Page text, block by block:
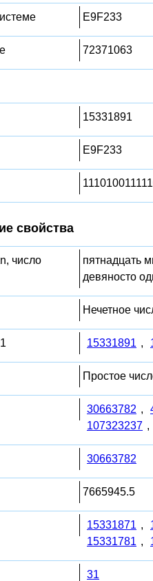
E9F233
72371063
15331891
E9F233
свойства
число
пятнадцать
девяносто
Нечетное
15331891 ,
Простое
30663782 ,
107323237 ,
30663782
7665945.5
15331871 ,
15331781 ,
31